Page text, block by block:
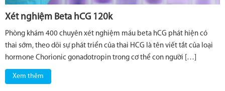
Xét nghiệm Beta hCG 120k
Phòng khám 400 chuyên xét nghiệm máu beta hCG phát hiện có
thai sớm, theo dõi sự phát triển của thai HCG là tên viết tắt của loại
hormone Chorionic gonadotropin trong cơ thể con người […]
Xem thêm